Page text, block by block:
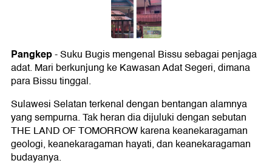
Pangkep- Suku Bugis mengenal Bissu sebagai penjaga
adat. Mari berkunjung ke Kawasan Adat Segeri, dimana
para Bissu tinggal.
Sulawesi Selatan terkenal dengan bentangan alamnya
yang sempurna. Tak heran dia dijuluki dengan sebutan
THE LAND OF TOMORROW karena keanekaragaman
geologi, keanekaragaman hayati, dan keanekaragaman
budayanya.